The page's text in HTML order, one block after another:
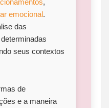
emocional.
das
seus contextos
de
e a maneira